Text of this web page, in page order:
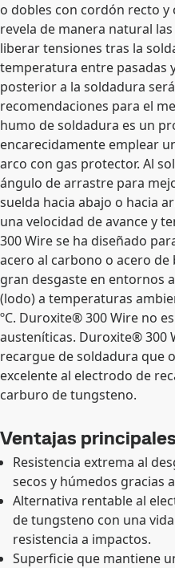
o dobles con cordón recto y
revela de manera natural
liberar tensiones tras la
temperatura entre pasadas
posterior a la soldadura
recomendaciones para el
humo de soldadura es un
encarecidamente emplear
arco con gas protector. Al
ángulo de arrastre para
suelda hacia abajo o hacia
una velocidad de avance y
300 Wire se ha diseñado
acero al carbono o acero
gran desgaste en entornos
(lodo) a temperaturas
ºC. Duroxite® 300 Wire no
austeníticas. Duroxite® 300
recargue de soldadura que
excelente al electrodo de
carburo de tungsteno.
Ventajas principales
Resistencia extrema al
secos y húmedos gracias
Alternativa rentable al
de tungsteno con una
resistencia a impactos.
Superficie que mantiene